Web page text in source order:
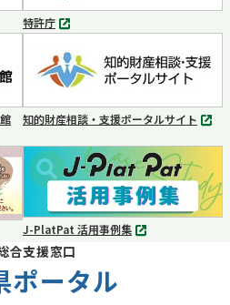
く
特許庁
別
ブ
で
開
く
別
タ
ブ
で
知的財産相談・支援ポータルサイト
別
タ
開
く
J-PlatPat 活用事例集
別
合支援窓口
ポータル